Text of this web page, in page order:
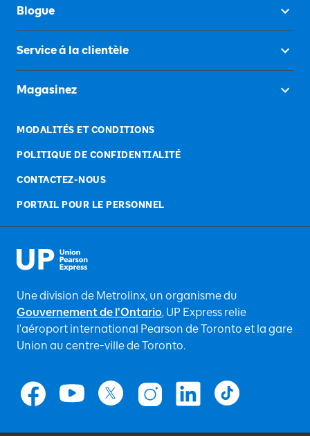
Blogue
Service á la clientèle
Magasinez
MODALITÉS ET CONDITIONS
POLITIQUE DE CONFIDENTIALITÉ
CONTACTEZ-NOUS
PORTAIL POUR LE PERSONNEL
Une division de Metrolinx, un organisme du
Gouvernement de l'Ontario, UP Express relie
l'aéroport international Pearson de Toronto et la gare
Union au centre-ville de Toronto.